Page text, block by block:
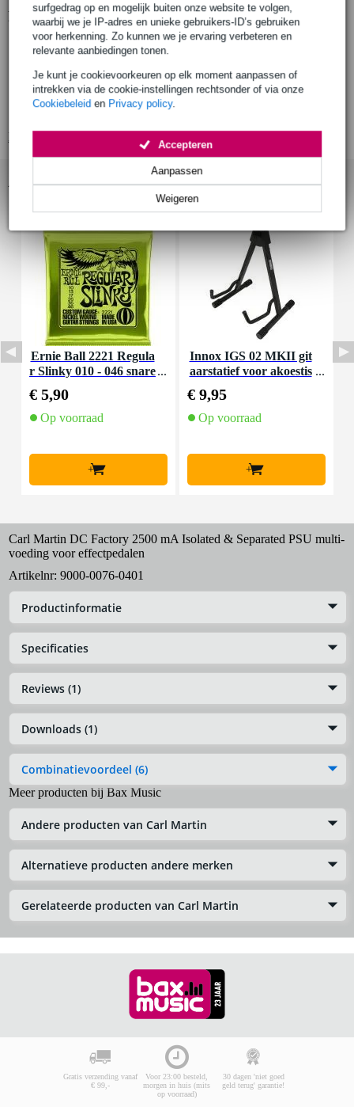
surfgedrag op en mogelijk buiten onze website te volgen,
waarbij we je IP-adres en unieke gebruikers-ID’s gebruiken
voor herkenning. Zo kunnen we je ervaring verbeteren en
relevante aanbiedingen tonen.
Je kunt je cookievoorkeuren op elk moment aanpassen of
intrekken via de cookie-instellingen rechtsonder of via onze
Cookiebeleid en Privacy policy.
Weigeren
Aanpassen
Accepteren
Productinformatie
stevige en lichtgewicht switched-mode power supply voor
effectenpedalen
5 apart van elkaar gescheiden 500 mA power-supplies in één
behuizing
100% clean-power; volledig stil
Accessoires (36)
Ernie Ball 2221 Regula
r Slinky 010 - 046 snare
€ 5,90
Op voorraad
+
Innox IGS 02 MKII git
aarstatief voor akoestis
€ 9,95
Op voorraad
+
Carl Martin DC Factory 2500 mA Isolated & Separated PSU multi-
voeding voor effectpedalen
Artikelnr: 9000-0076-0401
Productinformatie
Specificaties
Reviews (1)
Downloads (1)
Combinatievoordeel (6)
Meer producten bij Bax Music
Andere producten van Carl Martin
Alternatieve producten andere merken
Gerelateerde producten van Carl Martin
Gratis verzending vanaf
€ 99,-
Voor 23:00 besteld,
morgen in huis (mits
op voorraad)
30 dagen 'niet goed
geld terug' garantie!